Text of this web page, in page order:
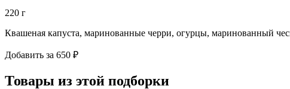
220 г
Квашеная капуста, маринованные черри, огурцы, маринованный
Добавить за 650 ₽
Товары из этой подборки